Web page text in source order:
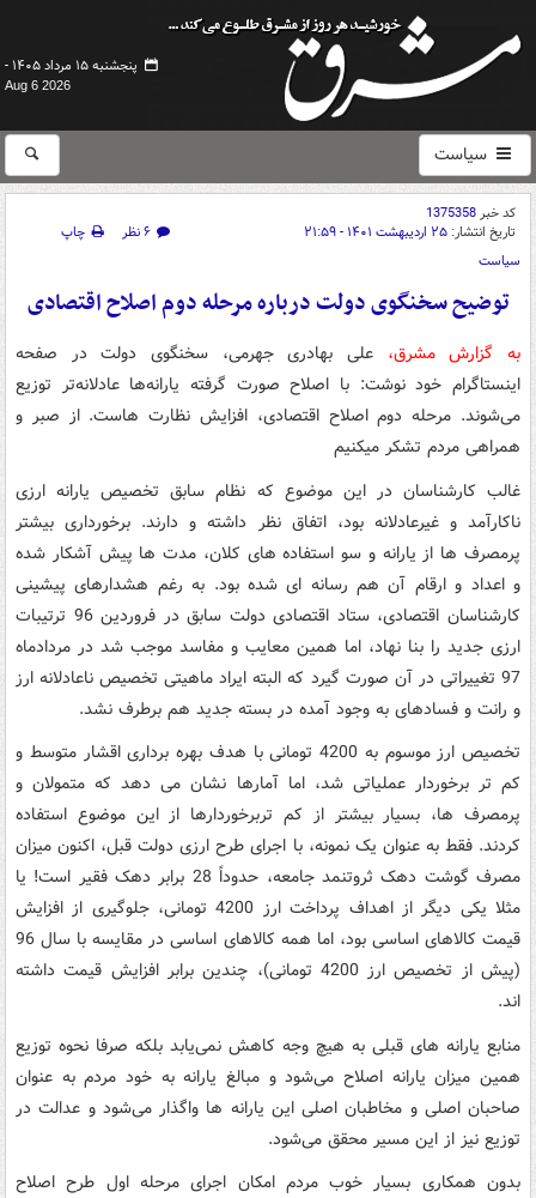
پنجشنبه ۱۵ مرداد ۱۴۰۵ -
Aug 6 2026
سیاست
کد خبر1375358
تاریخ انتشار: ۲۵ اردیبهشت ۱۴۰۱ - ۲۱:۵۹ ۶ نظر
چاپ
سیاست
توضیح سخنگوی دولت درباره مرحله دوم اصلاح اقتصادی
به گزارش مشرق، علی بهادری جهرمی، سخنگوی دولت در صفحه
اینستاگرام خود نوشت: با اصلاح صورت گرفته یارانه‌ها عادلانه‌تر توزیع
می‌شوند. مرحله دوم اصلاح اقتصادی، افزایش نظارت هاست. از صبر و
همراهی مردم تشکر میکنیم
غالب کارشناسان در این موضوع که نظام سابق تخصیص یارانه ارزی
ناکارآمد و غیرعادلانه بود، اتفاق نظر داشته و دارند. برخورداری بیشتر
پرمصرف ها از یارانه و سو استفاده های کلان، مدت ها پیش آشکار شده
و اعداد و ارقام آن هم رسانه ای شده بود. به رغم هشدارهای پیشینی
کارشناسان اقتصادی، ستاد اقتصادی دولت سابق در فروردین 96 ترتیبات
ارزی جدید را بنا نهاد، اما همین معایب و مفاسد موجب شد در مردادماه
97 تغییراتی در آن صورت گیرد که البته ایراد ماهیتی تخصیص ناعادلانه ارز
و رانت و فسادهای به وجود آمده در بسته جدید هم برطرف نشد.
تخصیص ارز موسوم به 4200 تومانی با هدف بهره برداری اقشار متوسط و
کم تر برخوردار عملیاتی شد، اما آمارها نشان می دهد که متمولان و
پرمصرف ها، بسیار بیشتر از کم تربرخوردارها از این موضوع استفاده
کردند. فقط به عنوان یک نمونه، با اجرای طرح ارزی دولت قبل، اکنون میزان
مصرف گوشت دهک ثروتنمد جامعه، حدوداً 28 برابر دهک فقیر است! یا
مثلا یکی دیگر از اهداف پرداخت ارز 4200 تومانی، جلوگیری از افزایش
قیمت کالاهای اساسی بود، اما همه کالاهای اساسی در مقایسه با سال 96
(پیش از تخصیص ارز 4200 تومانی)، چندین برابر افزایش قیمت داشته
اند.
منابع یارانه های قبلی به هیچ وجه کاهش نمی‌یابد بلکه صرفا نحوه توزیع
همین میزان یارانه اصلاح می‌شود و مبالغ یارانه به خود مردم به عنوان
صاحبان اصلی و مخاطبان اصلی این یارانه ها واگذار می‌شود و عدالت در
توزیع نیز از این مسیر محقق می‌شود.
بدون همکاری بسیار خوب مردم امکان اجرای مرحله اول طرح اصلاح